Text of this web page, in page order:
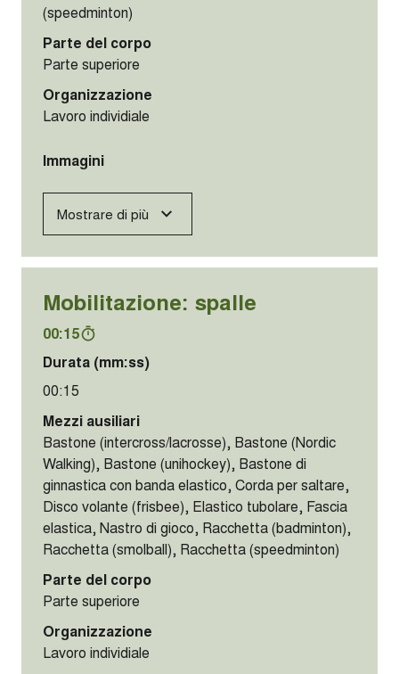
00:30
Durata (mm:ss)
00:30
Mezzi ausiliari
Bastone (intercross/lacrosse), Bastone (Nordic
ginnastica con banda elastico, Corda per saltare,
Disco volante (frisbee), Elastico tubolare, Fascia
elastica, Nastro di gioco, Palla, Palla (palla
blitz/rugby/football), Palla (palla leggera), Palla